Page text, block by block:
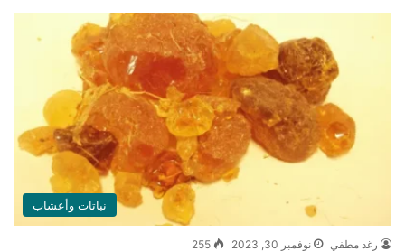
نباتات وأعشاب
رغد مطفي نوفمبر 30, 2023 255